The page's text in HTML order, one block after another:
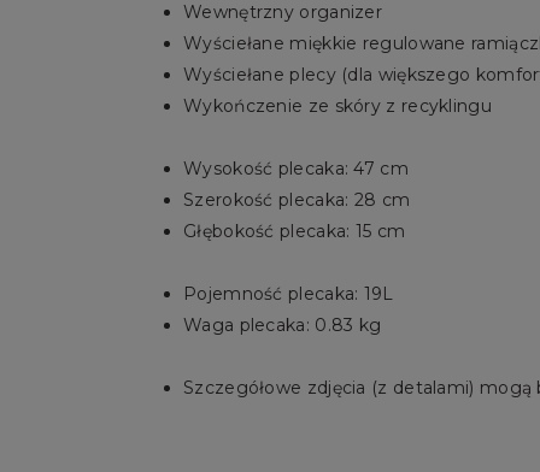
Wewnętrzny organizer
Wyściełane miękkie regulowane
Wyściełane plecy (dla większego
Wykończenie ze skóry z recyklingu
Wysokość plecaka: 47 cm
Szerokość plecaka: 28 cm
Głębokość plecaka: 15 cm
Pojemność plecaka: 19L
Waga plecaka: 0.83 kg
Szczegółowe zdjęcia (z detalami)